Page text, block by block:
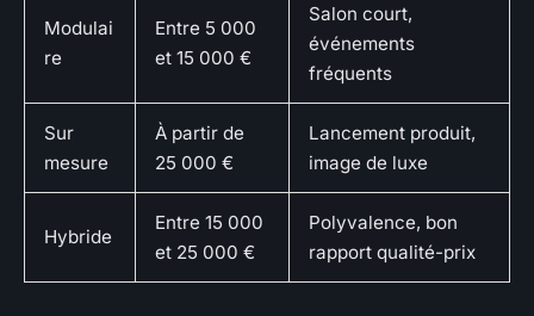
Modulai
re
Entre 5 000
et 15 000 €
Salon court,
événements
fréquents
Sur
mesure
À partir de
25 000 €
Lancement produit,
image de luxe
Hybride
Entre 15 000
et 25 000 €
Polyvalence, bon
rapport qualité-prix